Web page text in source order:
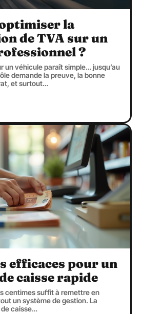
la
de TVA sur un
?
un véhicule paraît simple… jusqu’au
demande la preuve, la bonne
et surtout…
efficaces pour un
caisse rapide
centimes suffit à remettre en
un système de gestion. La
caisse…